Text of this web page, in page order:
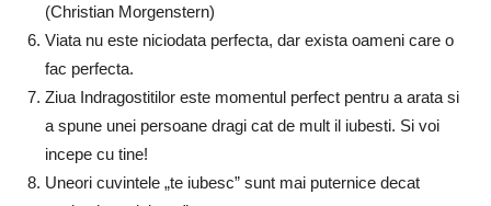
(Christian Morgenstern)
Viata nu este niciodata perfecta, dar exista oameni care o
fac perfecta.
Ziua Indragostitilor este momentul perfect pentru a arata si
a spune unei persoane dragi cat de mult il iubesti. Si voi
incepe cu tine!
Uneori cuvintele „te iubesc” sunt mai puternice decat